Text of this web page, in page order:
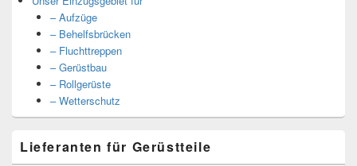
– Aufzüge
– Behelfsbrücken
– Fluchttreppen
– Gerüstbau
– Rollgerüste
– Wetterschutz
Lieferanten für Gerüstteile